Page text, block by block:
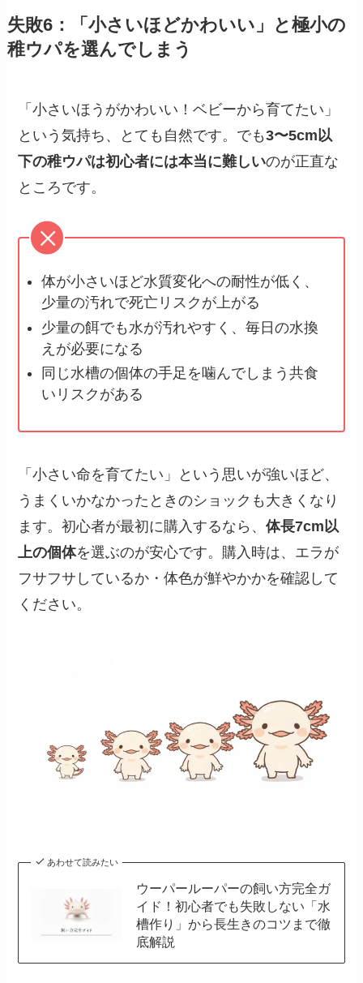
失敗6：「小さいほどかわいい」と極小の
稚ウパを選んでしまう
「小さいほうがかわいい！ベビーから育てたい」
という気持ち、とても自然です。でも3〜5cm以
下の稚ウパは初心者には本当に難しいのが正直な
ところです。
体が小さいほど水質変化への耐性が低く、
少量の汚れで死亡リスクが上がる
少量の餌でも水が汚れやすく、毎日の水換
えが必要になる
同じ水槽の個体の手足を噛んでしまう共食
いリスクがある
「小さい命を育てたい」という思いが強いほど、
うまくいかなかったときのショックも大きくなり
ます。初心者が最初に購入するなら、体長7cm以
上の個体を選ぶのが安心です。購入時は、エラが
フサフサしているか・体色が鮮やかかを確認して
ください。
あわせて読みたい
ウーパールーパーの飼い方完全ガ
イド！初心者でも失敗しない「水
槽作り」から長生きのコツまで徹
底解説